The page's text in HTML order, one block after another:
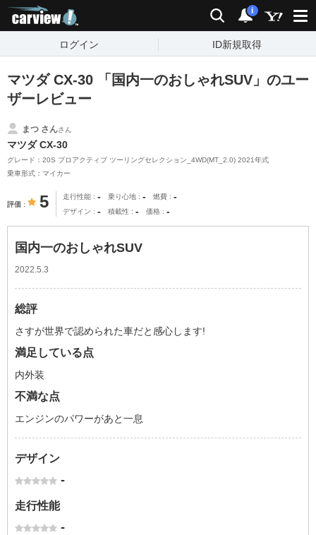
検索 通知
i
ログイン ID新規取得
マツダ CX-30 「国内一のおしゃれSUV」のユー
ザーレビュー
まつ さんさん
マツダ CX-30
グレード：20S プロアクティブ ツーリングセレクション_4WD(MT_2.0) 2021年式
乗車形式：マイカー
評価 5 走行性能 - 乗り心地 - 燃費 -
デザイン - 積載性 - 価格 -
国内一のおしゃれSUV
2022.5.3
総評
さすが世界で認められた車だと感心します!
満足している点
内外装
不満な点
エンジンのパワーがあと一息
デザイン
-
走行性能
-